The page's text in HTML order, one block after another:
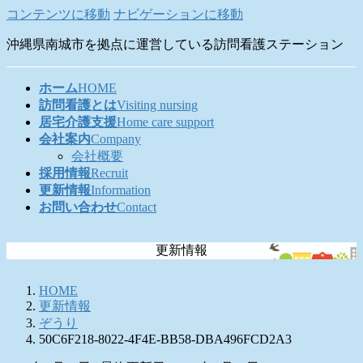
コンテンツに移動 ナビゲーションに移動
沖縄県南城市を拠点に運営している訪問看護ステーション
ホームHOME
訪問看護とはVisiting nursing
居宅介護支援Home care support
会社案内Company
会社概要
採用情報Recruit
更新情報Information
お問い合わせContact
更新情報
HOME
更新情報
ぞうり
50C6F218-8022-4F4E-BB58-DBA496FCD2A3